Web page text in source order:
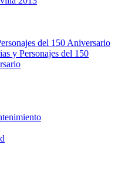
del 150 Aniversario
y Personajes del 150